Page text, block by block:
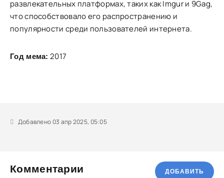
развлекательных платформах, таких как Imgur и 9Gag,
что способствовало его распространению и
популярности среди пользователей интернета.
Год мема: 2017
Добавлено 03 апр 2025, 05:05
Комментарии ДОБАВИТЬ